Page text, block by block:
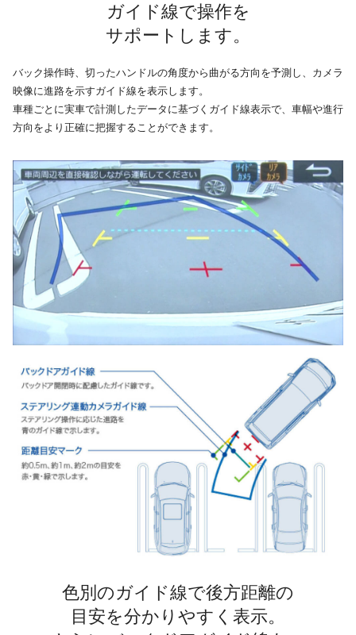
ガイド線で操作を
サポートします。
バック操作時、切ったハンドルの角度から曲がる方向を予測し、カメラ
映像に進路を示すガイド線を表示します。
車種ごとに実車で計測したデータに基づくガイド線表示で、車幅や進行
方向をより正確に把握することができます。
色別のガイド線で後方距離の
目安を分かりやすく表示。